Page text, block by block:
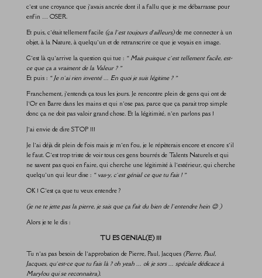
c’est une croyance que j’avais ancrée dont il a fallu que je me débarrasse pour
enfin … OSER.
Et puis, c’était tellement facile (ça l’est toujours d’ailleurs)de me connecter à un
objet, à la Nature, à quelqu’un et de retranscrire ce que je voyais en image.
C’est là qu’arrive la question qui tue : « Mais puisque c’est tellement facile, est-
ce que ça a vraiment de la Valeur ? »
Et puis : « Je n’ai rien inventé … En quoi je suis légitime ? »
Franchement, j’entends ça tous les jours. Je rencontre plein de gens qui ont de
l’Or en Barre dans les mains et qui n’ose pas, parce que ça parait trop simple
donc ça ne doit pas valoir grand chose. Et la légitimité, n’en parlons pas !
J’ai envie de dire STOP !!!
Je l’ai déjà dit plein de fois mais je m’en fou, je le répèterais encore et encore s’il
le faut. C’est trop triste de voir tous ces gens bourrés de Talents Naturels et qui
ne savent pas quoi en faire, qui cherche une légitimité à l’extérieur, qui cherche
quelqu’un qui leur dise : « vas-y, c’est génial ce que tu fais ! »
OK ! C’est ça que tu veux entendre ?
(je ne te jette pas la pierre, je sais que ça fait du bien de l’entendre hein 😉 )
Alors je te le dis :
TU ES GENIAL(E) !!!
Tu n’as pas besoin de l’approbation de Pierre, Paul, Jacques (Pierre, Paul,
Jacques, qu’est-ce que tu fais là ? oh yeah … ok je sors … spéciale dédicace à
Marylou qui se reconnaitra).